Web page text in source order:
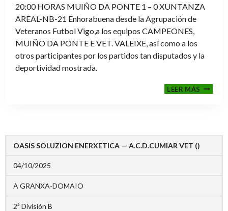
20:00 HORAS MUIÑO DA PONTE 1 – 0 XUNTANZA
AREAL-NB-21 Enhorabuena desde la Agrupación de
Veteranos Futbol Vigo,a los equipos CAMPEONES,
MUIÑO DA PONTE E VET. VALEIXE, así como a los
otros participantes por los partidos tan disputados y la
deportividad mostrada.
LEER MÁS
2024-
OASIS SOLUZION ENERXETICA — A.C.D.CUMIAR VET ()
04/10/2025
A GRANXA-DOMAIO
2ª División B